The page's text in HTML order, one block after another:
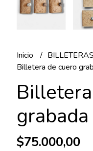
Inicio
BILLETERAS
Billetera de cuero
$75.000,00